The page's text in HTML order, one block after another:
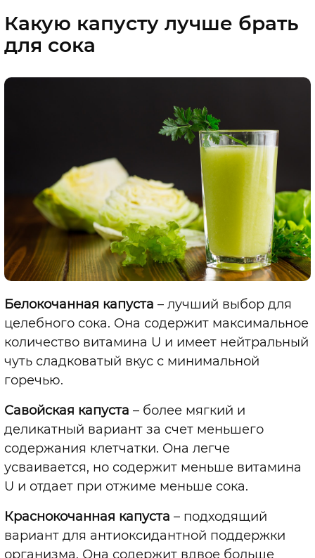
Какую капусту лучше брать
для сока
Белокочанная капуста – лучший выбор для
целебного сока. Она содержит максимальное
количество витамина U и имеет нейтральный
чуть сладковатый вкус с минимальной
горечью.
Савойская капуста – более мягкий и
деликатный вариант за счет меньшего
содержания клетчатки. Она легче
усваивается, но содержит меньше витамина
U и отдает при отжиме меньше сока.
Краснокочанная капуста – подходящий
вариант для антиоксидантной поддержки
организма. Она содержит вдвое больше